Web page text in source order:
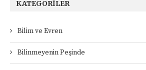
KATEGORILER
Bilim ve Evren
Bilinmeyenin Peşinde